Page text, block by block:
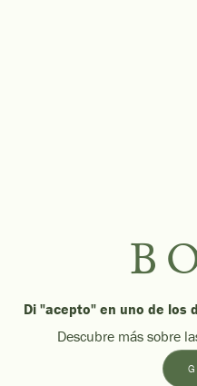
Di "acepto" en uno de los
Descubre más sobre